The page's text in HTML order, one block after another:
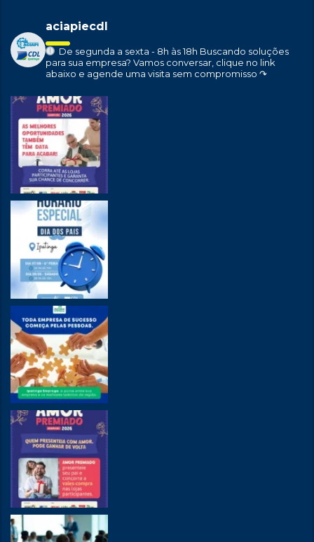
aciapiecdl
De segunda a sexta - 8h às 18h Buscando soluções
para sua empresa? Vamos conversar, clique no link
abaixo e agende uma visita sem compromisso ↷